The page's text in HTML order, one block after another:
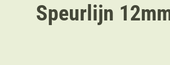
Speurlijn